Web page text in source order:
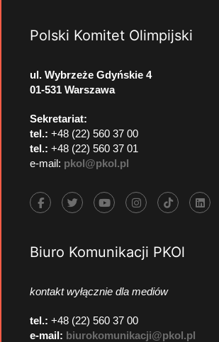
Polski Komitet Olimpijski
ul. Wybrzeże Gdyńskie 4
01-531 Warszawa
Sekretariat:
tel.: +48 (22) 560 37 00
tel.: +48 (22) 560 37 01
e-mail: pkol@pkol.pl
Biuro Komunikacji PKOl
kontakt wyłącznie dla mediów
tel.: +48 (22) 560 37 00
e-mail: biurokomunikacji@pkol.pl